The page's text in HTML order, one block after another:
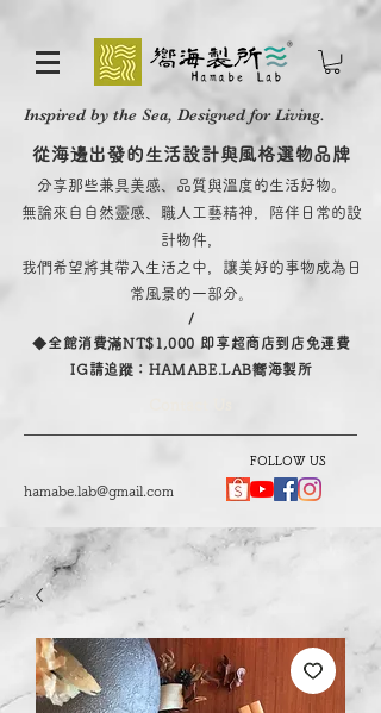
Inspired by the Sea, Designed for Living.
從海邊出發的生活設計與風格選物品牌
分享那些兼具美感、品質與溫度的生活好物。
無論來自自然靈感、職人工藝精神，陪伴日常的設
計物件，
我們希望將其帶入生活之中，讓美好的事物成為日
常風景的一部分。
/
​◆全館消費滿NT$1,000 即享超商店到店免運費
IG請追蹤：HAMABE.LAB嚮海製所
FOLLOW US
hamabe.lab@gmail.com